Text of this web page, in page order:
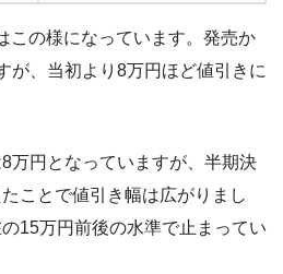
この様になっています。発売か
が、当初より8万円ほど値引きに
万円となっていますが、半期決
ことで値引き幅は広がりまし
15万円前後の水準で止まってい